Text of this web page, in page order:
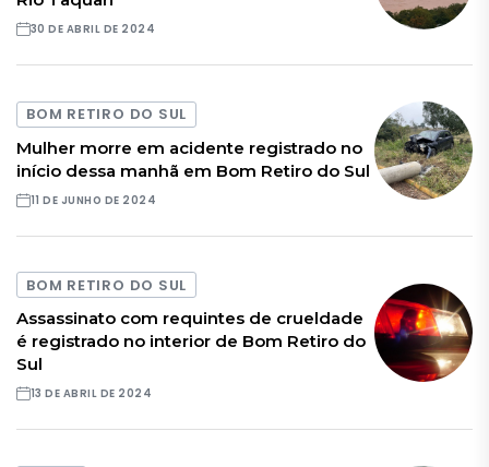
30 DE ABRIL DE 2024
BOM RETIRO DO SUL
Mulher morre em acidente registrado no
início dessa manhã em Bom Retiro do Sul
11 DE JUNHO DE 2024
BOM RETIRO DO SUL
Assassinato com requintes de crueldade
é registrado no interior de Bom Retiro do
Sul
13 DE ABRIL DE 2024